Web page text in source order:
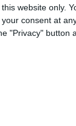
website only.
consent at
"Privacy" button